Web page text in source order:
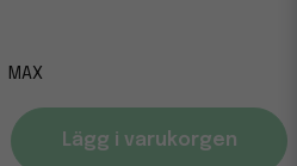
MAX
Lägg i varukorgen